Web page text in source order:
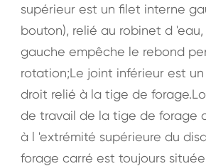
supérieur est un filet interne
bouton), relié au robinet d
gauche empêche le rebond
rotation;Le joint inférieur est
droit relié à la tige de
de travail de la tige de forage
à l 'extrémité supérieure du
forage carré est toujours